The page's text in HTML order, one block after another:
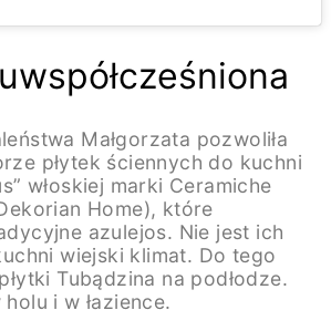
Małgorzata pozwoliła
płytek ściennych do kuchni
włoskiej marki Ceramiche
Home), które
azulejos. Nie jest ich
wiejski klimat. Do tego
Tubądzina na podłodze.
i w łazience.